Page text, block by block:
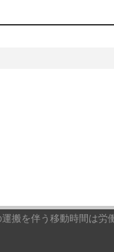
搬を伴う移動時間は労